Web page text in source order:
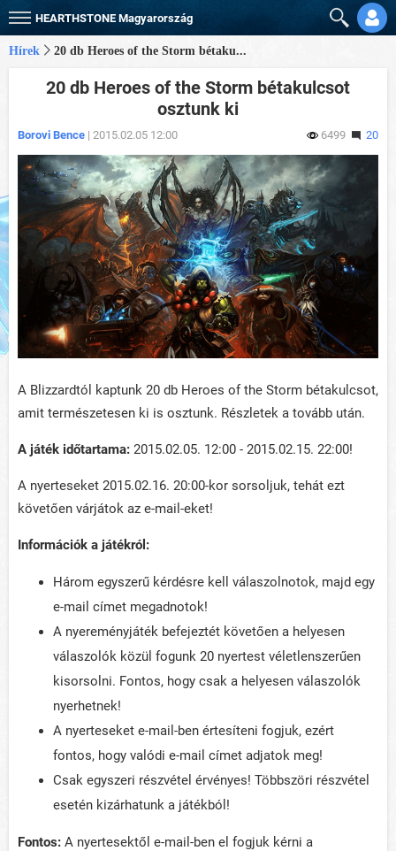
HEARTHSTONE Magyarország
Hírek 20 db Heroes of the Storm bétaku...
20 db Heroes of the Storm bétakulcsot
osztunk ki
Borovi Bence | 2015.02.05 12:00 6499 20
A Blizzardtól kaptunk 20 db Heroes of the Storm bétakulcsot,
amit természetesen ki is osztunk. Részletek a tovább után.
A játék időtartama: 2015.02.05. 12:00 - 2015.02.15. 22:00!
A nyerteseket 2015.02.16. 20:00-kor sorsoljuk, tehát ezt
követően várjátok az e-mail-eket!
Információk a játékról:
Három egyszerű kérdésre kell válaszolnotok, majd egy
e-mail címet megadnotok!
A nyereményjáték befejeztét követően a helyesen
válaszolók közül fogunk 20 nyertest véletlenszerűen
kisorsolni. Fontos, hogy csak a helyesen válaszolók
nyerhetnek!
A nyerteseket e-mail-ben értesíteni fogjuk, ezért
fontos, hogy valódi e-mail címet adjatok meg!
Csak egyszeri részvétel érvényes! Többszöri részvétel
esetén kizárhatunk a játékból!
Fontos: A nyertesektől e-mail-ben el fogjuk kérni a